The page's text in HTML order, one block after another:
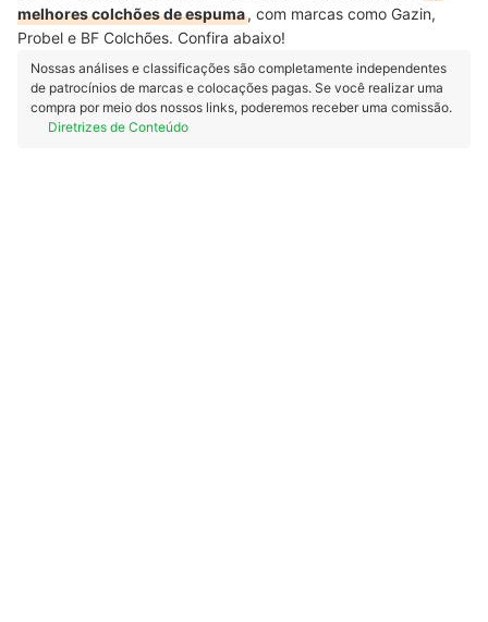
melhores colchões de espuma, com marcas como Gazin,
Probel e BF Colchões. Confira abaixo!
Nossas análises e classificações são completamente independentes
de patrocínios de marcas e colocações pagas. Se você realizar uma
compra por meio dos nossos links, poderemos receber uma comissão.
Diretrizes de Conteúdo